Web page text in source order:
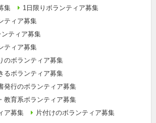
集
1日限りボランティア募集
ティア募集
ティア募集
ティア募集
のボランティア募集
るボランティア募集
発行のボランティア募集
教育系ボランティア募集
ア募集
片付けのボランティア募集